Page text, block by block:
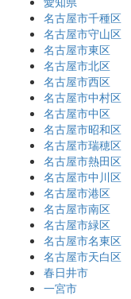
名古屋市千種区
名古屋市守山区
名古屋市東区
名古屋市北区
名古屋市西区
名古屋市中村区
名古屋市中区
名古屋市昭和区
名古屋市瑞穂区
名古屋市熱田区
名古屋市中川区
名古屋市港区
名古屋市南区
名古屋市緑区
名古屋市名東区
名古屋市天白区
春日井市
一宮市